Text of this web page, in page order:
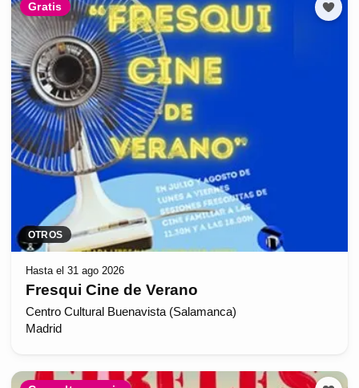
Gratis
OTROS
Hasta el 31 ago 2026
Fresqui Cine de Verano
Centro Cultural Buenavista (Salamanca)
Madrid